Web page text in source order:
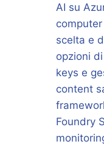
AI su
scelta e
opzioni
keys e
content
Foundry